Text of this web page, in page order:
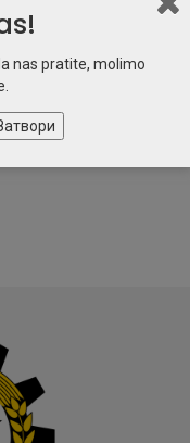
čela,
nas pratite, molimo